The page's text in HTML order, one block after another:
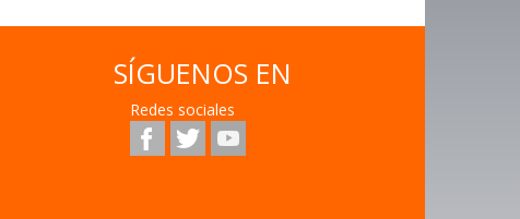
SÍGUENOS EN
Redes sociales